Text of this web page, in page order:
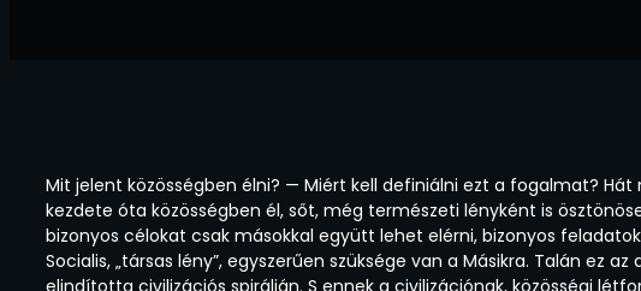
Mit jelent közösségben élni? — Miért kell definiálni ezt a fogalmat?
kezdete óta közösségben él, sőt, még természeti lényként is
bizonyos célokat csak másokkal együtt lehet elérni, bizonyos
Socialis, „társas lény”, egyszerűen szüksége van a Másikra. Talán ez
elindította civilizációs spirálján. S ennek a civilizációnak, közösségi